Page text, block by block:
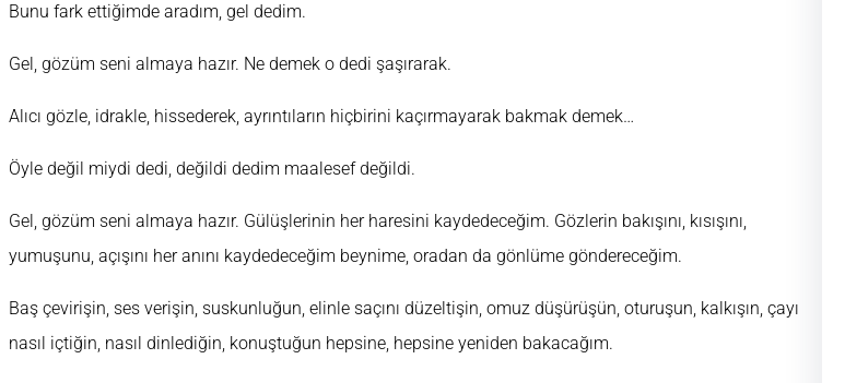
Bunu fark ettiğimde aradım, gel dedim.
Gel, gözüm seni almaya hazır. Ne demek o dedi şaşırarak.
Alıcı gözle, idrakle, hissederek, ayrıntıların hiçbirini kaçırmayarak bakmak demek…
Öyle değil miydi dedi, değildi dedim maalesef değildi.
Gel, gözüm seni almaya hazır. Gülüşlerinin her haresini kaydedeceğim. Gözlerin bakışını, kısışını,
yumuşunu, açışını her anını kaydedeceğim beynime, oradan da gönlüme göndereceğim.
Baş çevirişin, ses verişin, suskunluğun, elinle saçını düzeltişin, omuz düşürüşün, oturuşun, kalkışın, çayı
nasıl içtiğin, nasıl dinlediğin, konuştuğun hepsine, hepsine yeniden bakacağım.